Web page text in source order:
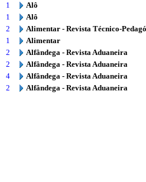
1
Alô
1
Alô
2
Alimentar - Revista Técnico-
1
Alimentar
2
Alfândega - Revista Aduaneira
2
Alfândega - Revista Aduaneira
4
Alfândega - Revista Aduaneira
2
Alfândega - Revista Aduaneira